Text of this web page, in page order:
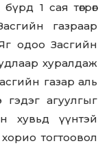
1 сая төгрөг
газраар
Яг одоо Засгийн
хуралдаж
газар аль
агуулгыг
хувьд үүнтэй
хорио тогтоовол